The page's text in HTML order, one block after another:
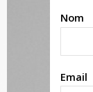
Nom
Email